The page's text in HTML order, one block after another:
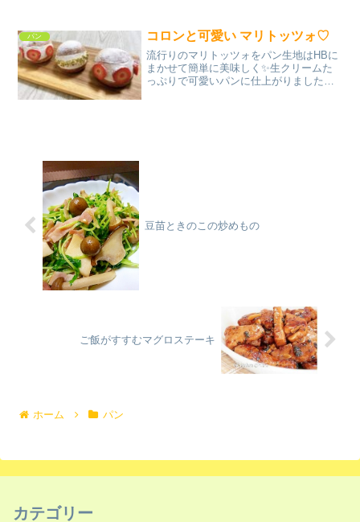
ーブオイル塩砂糖イーストみんなのレビ
ュー
パン コロンと可愛い マリトッツォ♡
流行りのマリトッツォをパン生地はHBに
まかせて簡単に美味しく✨生クリームた
っぷりで可愛いパンに仕上がりました。
豆苗ときのこの炒めもの
ご飯がすすむマグロステーキ
ホーム パン
カテゴリー